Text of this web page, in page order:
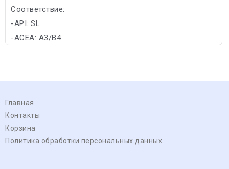
Соответствие:
-API: SL
-ACEA: A3/B4
Главная
Контакты
Корзина
Политика обработки персональных данных